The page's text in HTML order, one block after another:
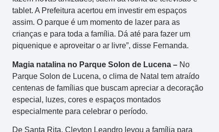
tablet. A Prefeitura acertou em investir em espaços
assim. O parque é um momento de lazer para as
crianças e para toda a família. Dá até para fazer um
piquenique e aproveitar o ar livre”, disse Fernanda.
Magia natalina no Parque Solon de Lucena – No
Parque Solon de Lucena, o clima de Natal tem atraído
centenas de famílias que buscam apreciar a decoração
especial, luzes, cores e espaços montados
especialmente para celebrar o período.
De Santa Rita, Cleyton Leandro levou a família para